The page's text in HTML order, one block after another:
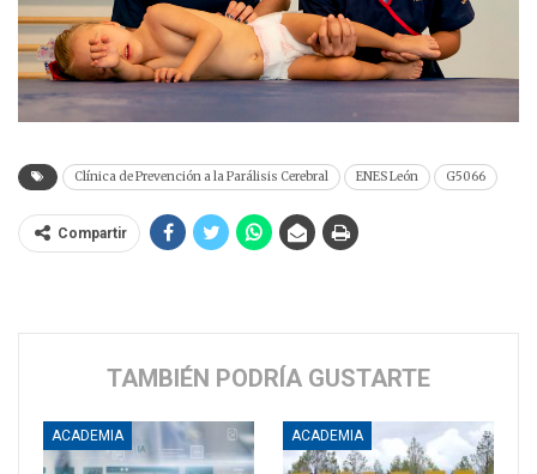
Clínica de Prevención a la Parálisis Cerebral ENES León G5066
Compartir
TAMBIÉN PODRÍA GUSTARTE
ACADEMIA ACADEMIA